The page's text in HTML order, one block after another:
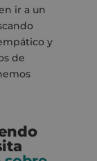
ir a un
y
de